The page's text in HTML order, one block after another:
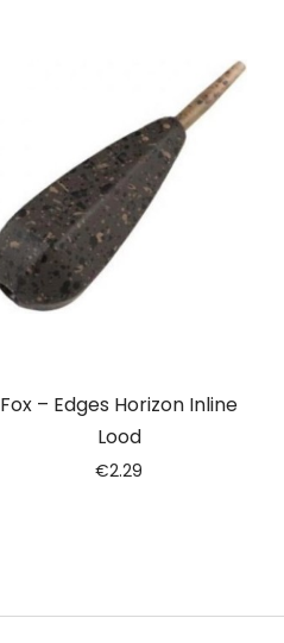
Fox – Edges Horizon Inline
Lood
€2.29